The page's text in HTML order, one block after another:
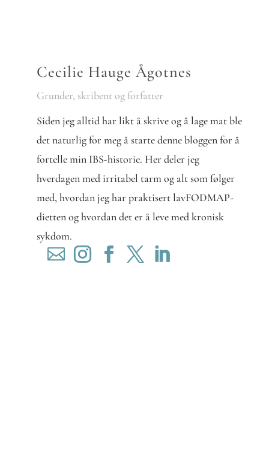
Cecilie Hauge Ågotnes
Grunder, skribent og forfatter
Siden jeg alltid har likt å skrive og å lage mat ble
det naturlig for meg å starte denne bloggen for å
fortelle min IBS-historie. Her deler jeg
hverdagen med irritabel tarm og alt som følger
med, hvordan jeg har praktisert lavFODMAP-
dietten og hvordan det er å leve med kronisk
sykdom.